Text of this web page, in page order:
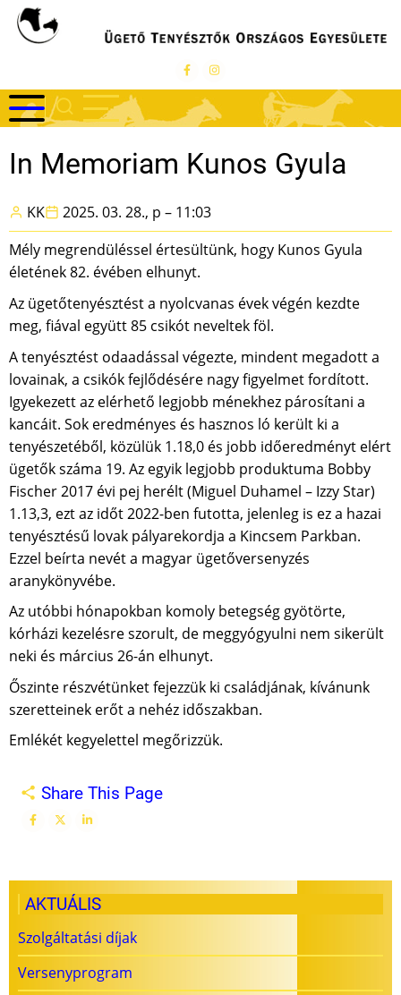
Ugrás
In Memoriam Kunos Gyula
KK
2025. 03. 28., p – 11:03
Mély megrendüléssel értesültünk, hogy Kunos Gyula
életének 82. évében elhunyt.
Az ügetőtenyésztést a nyolcvanas évek végén kezdte
meg, fiával együtt 85 csikót neveltek föl.
A tenyésztést odaadással végezte, mindent megadott a
lovainak, a csikók fejlődésére nagy figyelmet fordított.
Igyekezett az elérhető legjobb ménekhez párosítani a
kancáit. Sok eredményes és hasznos ló került ki a
tenyészetéből, közülük 1.18,0 és jobb időeredményt elért
ügetők száma 19. Az egyik legjobb produktuma Bobby
Fischer 2017 évi pej herélt (Miguel Duhamel – Izzy Star)
1.13,3, ezt az időt 2022-ben futotta, jelenleg is ez a hazai
tenyésztésű lovak pályarekordja a Kincsem Parkban.
Ezzel beírta nevét a magyar ügetőversenyzés
aranykönyvébe.
Az utóbbi hónapokban komoly betegség gyötörte,
kórházi kezelésre szorult, de meggyógyulni nem sikerült
neki és március 26-án elhunyt.
Őszinte részvétünket fejezzük ki családjának, kívánunk
szeretteinek erőt a nehéz időszakban.
Emlékét kegyelettel megőrizzük.
Share This Page
AKTUÁLIS
Szolgáltatási díjak
Versenyprogram